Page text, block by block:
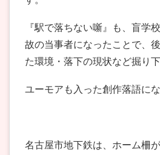
『駅で落ちない噺』も、盲学
故の当事者になったことで、
た環境・落下の現状など掘り下
ユーモアも入った創作落語に
名古屋市地下鉄は、ホーム柵が